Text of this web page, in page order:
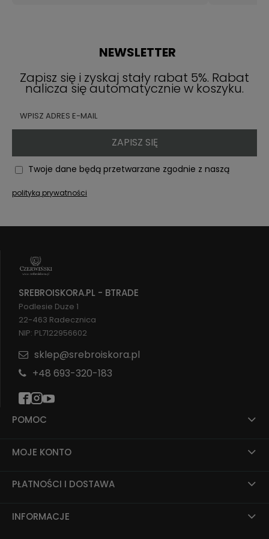
NEWSLETTER
Zapisz się i zyskaj stały rabat 5%. Rabat
nalicza się automatycznie w koszyku.
ZAPISZ SIĘ
Twoje dane będą przetwarzane zgodnie z naszą
polityką prywatności
POMOC
MOJE KONTO
PŁATNOŚCI I DOSTAWA
INFORMACJE
SREBROISKORA.PL - BTRADE
Podlesie Duze 1
22-463 Radecznica
NIP: PL7122956602
sklep@srebroiskora.pl
+48 693-320-183